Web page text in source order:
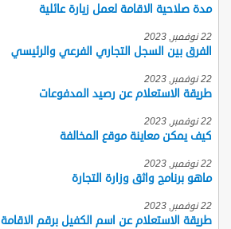
مدة صلاحية الاقامة لعمل زيارة عائلية
22 نوفمبر, 2023
الفرق بين السجل التجاري الفرعي والرئيسي
22 نوفمبر, 2023
طريقة الاستعلام عن رصيد المدفوعات
22 نوفمبر, 2023
كيف يمكن معاينة موقع المخالفة
22 نوفمبر, 2023
ماهو برنامج واثق وزارة التجارة
22 نوفمبر, 2023
طريقة الاستعلام عن اسم الكفيل برقم الاقامة